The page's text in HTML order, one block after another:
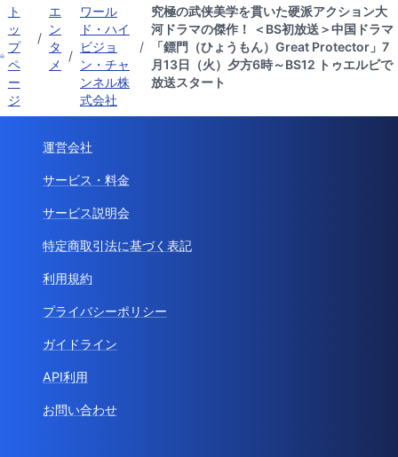
ト
ッ
プ
ペ
ー
ジ
/
エ
ン
タ
メ
/
ワール
ド・ハイ
ビジョ
ン・チャ
ンネル株
式会社
/
究極の武侠美学を貫いた硬派アクション大
河ドラマの傑作！ ＜BS初放送＞中国ドラマ
「鏢門（ひょうもん）Great Protector」7
月13日（火）夕方6時～BS12 トゥエルビで
放送スタート
運営会社
サービス・料金
サービス説明会
特定商取引法に基づく表記
利用規約
プライバシーポリシー
ガイドライン
API利用
お問い合わせ